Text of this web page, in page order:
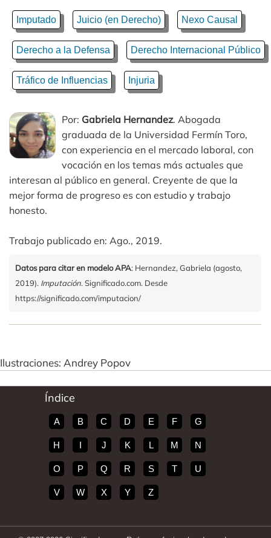
Imputado Juicio (en Derecho) Nexo Causal
Derecho a la Defensa Derecho Internacional Público
Tráfico de Influencias Injuria
Por: Gabriela Hernandez. Abogada
graduada de la Universidad Fermín Toro,
con experiencia en el mercado laboral, con
vocación en los temas más actuales que
interesan al público en general. Creyente de que la
mejor forma de progreso es con estudio y trabajo
honesto.
Trabajo publicado en: Ago., 2019.
Datos para citar en modelo APA: Hernandez, Gabriela (agosto,
2019). Imputación. Significado.com. Desde
https://significado.com/imputacion/
Ilustraciones: Andrey Popov
Índice
A B C D E F G
H I J K L M N
O P Q R S T U
V W X Y Z